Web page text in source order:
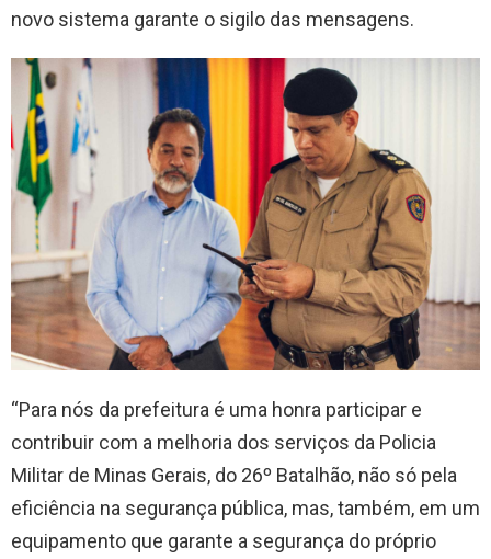
novo sistema garante o sigilo das mensagens.
“Para nós da prefeitura é uma honra participar e
contribuir com a melhoria dos serviços da Policia
Militar de Minas Gerais, do 26º Batalhão, não só pela
eficiência na segurança pública, mas, também, em um
equipamento que garante a segurança do próprio